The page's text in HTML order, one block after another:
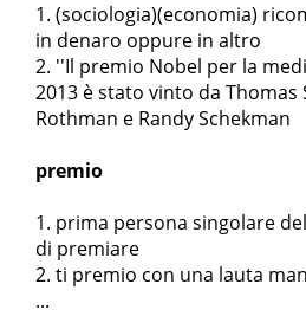
(sociologia)(economia)
in denaro oppure in altro
''Il premio Nobel per la
2013 è stato vinto da Thomas
Rothman e Randy Schekman
premio
prima persona singolare
di premiare
ti premio con una lauta
...